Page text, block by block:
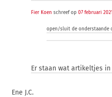
Fier Koen schreef op 07 februari
open/sluit de onderstaande
Er staan wat artikeltjes in
Ene J.C.